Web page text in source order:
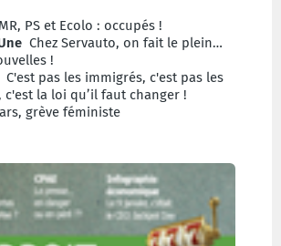
PS et Ecolo : occupés !
Chez Servauto, on fait le plein…
!
C'est pas les immigrés, c'est pas les
c'est la loi qu’il faut changer !
grève féministe